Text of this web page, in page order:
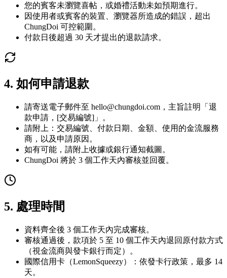
您的賓客未瀏覽喜帖，或婚禮活動未如預期進行。
因使用者或賓客的裝置、瀏覽器所造成的錯誤，超出
ChungDoi 可控範圍。
付款日後超過 30 天才提出的退款請求。
4. 如何申請退款
請寄送電子郵件至 hello@chungdoi.com ，主旨註明「退
款申請，[交易編號]」。
請附上：交易編號、付款日期、金額、使用的金流服務
商，以及申請原因。
如有可能，請附上收據或銀行通知截圖。
ChungDoi 將於 3 個工作天內審核並回覆。
5. 處理時間
資料齊全後 3 個工作天內完成審核。
審核通過後，款項於 5 至 10 個工作天內退回原付款方式
（視金流商與發卡銀行而定）。
國際信用卡（LemonSqueezy）：依發卡行政策，最多 14
天。